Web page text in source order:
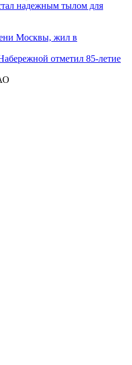
надежным тылом для
Москвы, жил в
отметил 85-летие